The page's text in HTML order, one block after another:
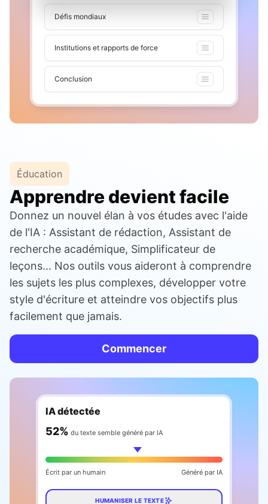
Défis mondiaux
Institutions et rapports de force
Conclusion
Éducation
Apprendre devient facile
Donnez un nouvel élan à vos études avec l'aide
de l'IA : Assistant de rédaction, Assistant de
recherche académique, Simplificateur de
leçons... Nos outils vous aideront à comprendre
les sujets les plus complexes, développer votre
style d'écriture et atteindre vos objectifs plus
facilement que jamais.
Commencer
IA détectée
60% du texte semble généré par IA
Écrit par un humain Généré par IA
HUMANISER LE TEXTE